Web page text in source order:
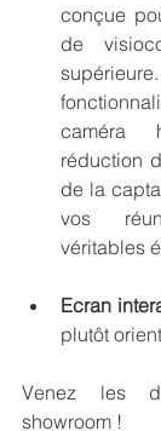
conçue
de
caméra
réduction
de la
vos
véritables
Ecran
plutôt
Venez les
showroom !